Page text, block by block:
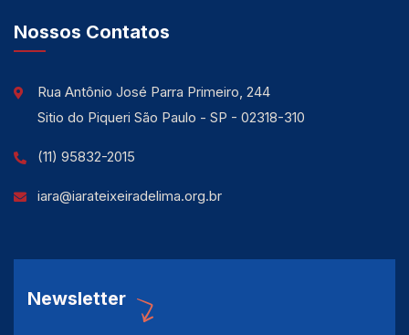
Nossos Contatos
Rua Antônio José Parra Primeiro, 244
Sitio do Piqueri São Paulo - SP - 02318-310
(11) 95832-2015
iara@iarateixeiradelima.org.br
Newsletter